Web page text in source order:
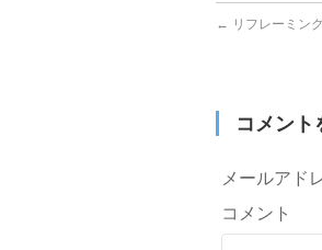
← リフレーミン
コメント
メールアド
コメント